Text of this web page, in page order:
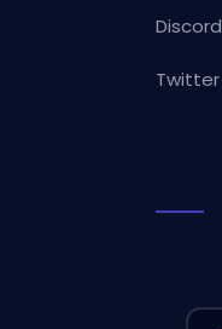
Discord
Twitter